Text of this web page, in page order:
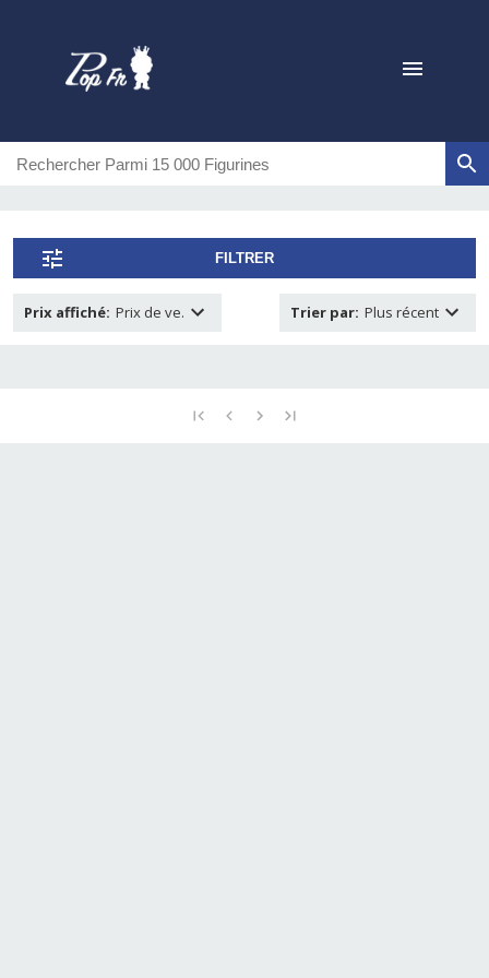
FILTRER
Prix affiché: Prix de ve. Trier par: Plus récent